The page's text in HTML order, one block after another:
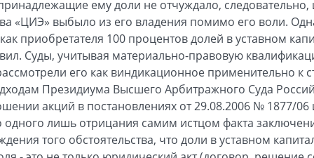
ему доли не отчуждало,
«ЦИЭ» выбыло из его владения помимо его воли.
приобретателя 100 процентов долей в уставном
Суды, учитывая материально-правовую
его как виндикационное применительно к
Президиума Высшего Арбитражного Суда
акций в постановлениях от 29.08.2006 № 1877/06
одного лишь отрицания самим истцом факта
того обстоятельства, что доли в уставном